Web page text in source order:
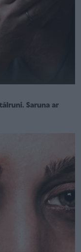
Saruna ar